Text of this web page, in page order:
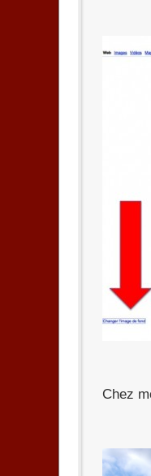
Chez